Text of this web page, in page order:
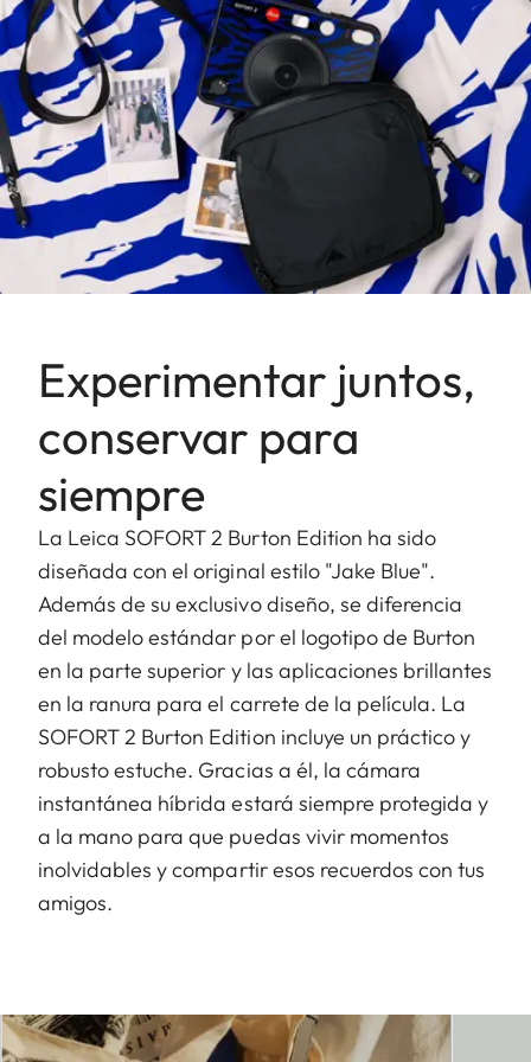
Experimentar juntos,
conservar para
siempre
La Leica SOFORT 2 Burton Edition ha sido
diseñada con el original estilo "Jake Blue".
Además de su exclusivo diseño, se diferencia
del modelo estándar por el logotipo de Burton
en la parte superior y las aplicaciones brillantes
en la ranura para el carrete de la película. La
SOFORT 2 Burton Edition incluye un práctico y
robusto estuche. Gracias a él, la cámara
instantánea híbrida estará siempre protegida y
a la mano para que puedas vivir momentos
inolvidables y compartir esos recuerdos con tus
amigos.